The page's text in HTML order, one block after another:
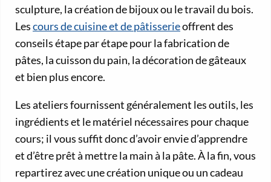
sculpture, la création de bijoux ou le travail du bois.
Lescours de cuisine et de pâtisserieoffrent des
conseils étape par étape pour la fabrication de
pâtes, la cuisson du pain, la décoration de gâteaux
et bien plus encore.
Les ateliers fournissent généralement les outils, les
ingrédients et le matériel nécessaires pour chaque
cours; il vous suffit donc d’avoir envie d’apprendre
et d’être prêt à mettre la main à la pâte. À la fin, vous
repartirez avec une création unique ou un cadeau